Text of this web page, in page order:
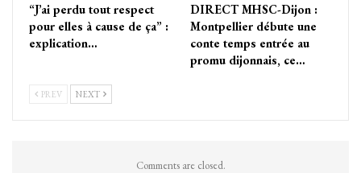
“J’ai perdu tout respect
pour elles à cause de ça” :
explication…
DIRECT MHSC-Dijon :
Montpellier débute une
conte temps entrée au
promu dijonnais, ce…
PREV NEXT
Comments are closed.